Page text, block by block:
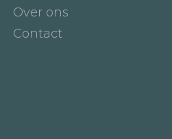
Over ons
Contact